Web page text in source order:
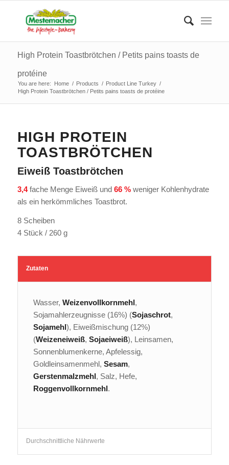
High Protein Toastbrötchen / Petits pains toasts de
protéine
You are here: Home / Products / Product Line Turkey /
High Protein Toastbrötchen / Petits pains toasts de protéine
HIGH PROTEIN
TOASTBRÖTCHEN
Eiweiß Toastbrötchen
3,4fache Menge Eiweiß und 66 %weniger Kohlenhydrate
als ein herkömmliches Toastbrot.
8 Scheiben
4 Stück / 260 g
Zutaten
Wasser, Weizenvollkornmehl,
Sojamahlerzeugnisse (16%) (Sojaschrot,
Sojamehl), Eiweißmischung (12%)
(Weizeneiweiß, Sojaeiweiß), Leinsamen,
Sonnenblumenkerne, Apfelessig,
Goldleinsamenmehl, Sesam,
Gerstenmalzmehl, Salz, Hefe,
Roggenvollkornmehl.
Durchschnittliche Nährwerte